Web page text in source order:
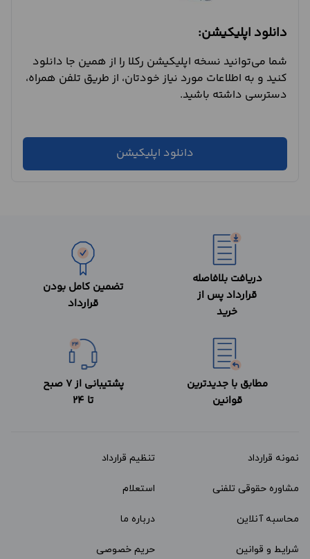
دانلود اپلیکیشن:
شما می‌توانید نسخه اپلیکیشن رکلا را از همین جا دانلود
کنید و به اطلاعات مورد نیاز خودتان، از طریق تلفن همراه،
دسترسی داشته باشید.
دانلود اپلیکیشن
دریافت بلافاصله
قرارداد پس از
خرید
تضمین کامل بودن
قرارداد
مطابق با جدیدترین
قوانین
پشتیبانی از 7 صبح
تا 24
نمونه قرارداد‌ تنظیم قرارداد
مشاوره حقوقی تلفنی استعلام
محاسبه آنلاین درباره ما
شرایط و قوانین حریم خصوصی